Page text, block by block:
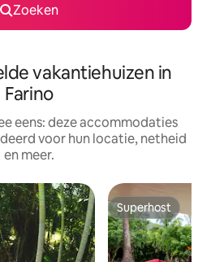
Zoeken
vakantiehuizen in
Farino
eens: deze accommodaties
voor hun locatie, netheid
en meer.
Superhost
Superhost